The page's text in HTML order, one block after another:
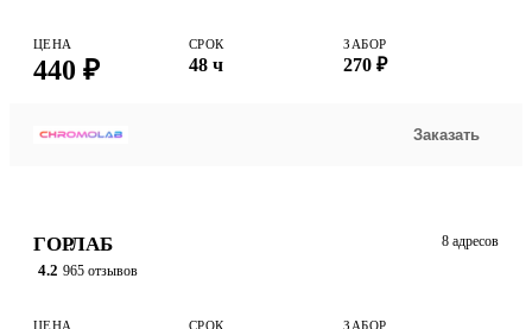
ЦЕНА
440 ₽
СРОК
48 ч
ЗАБОР
270 ₽
Заказать
ГОРЛАБ
4.2 965 отзывов
8 адресов
ЦЕНА СРОК ЗАБОР